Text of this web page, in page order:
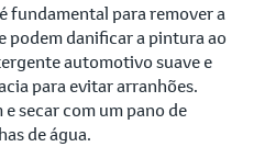
fundamental para remover a
podem danificar a pintura ao
automotivo suave e
para evitar arranhões.
secar com um pano de
de água.